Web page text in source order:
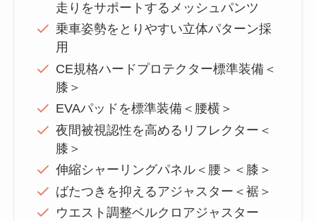
走りをサポートするメッシュパンツ
乗車姿勢をとりやすい立体パターン採
用
CE規格ハードプロテクター標準装備＜
膝＞
EVAパッドを標準装備＜腰横＞
夜間被視認性を高めるリフレクター＜
膝＞
伸縮シャーリングパネル＜腰＞＜膝＞
ばたつきを抑えるアジャスター＜裾＞
ウエスト調整ベルクロアジャスター